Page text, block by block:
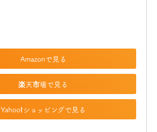
Amazonで見る
楽天市場で見る
Yahoo!ショッピングで見る